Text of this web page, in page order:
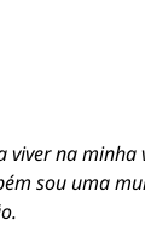
na
sou uma